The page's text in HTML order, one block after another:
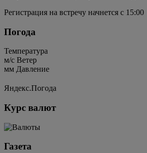
Регистрация на встречу начнется с 15:00
Погода
Температура
м/c Ветер
мм Давление
Яндекс.Погода
Курс валют
Газета